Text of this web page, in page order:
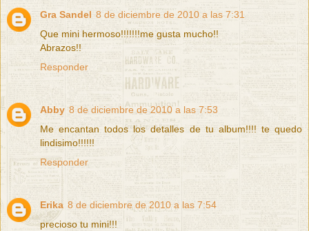
Gra Sandel 8 de diciembre de 2010 a las 7:31
Que mini hermoso!!!!!!!me gusta mucho!!
Abrazos!!
Responder
Abby 8 de diciembre de 2010 a las 7:53
Me encantan todos los detalles de tu album!!!! te quedo
lindisimo!!!!!!
Responder
Erika 8 de diciembre de 2010 a las 7:54
precioso tu mini!!!